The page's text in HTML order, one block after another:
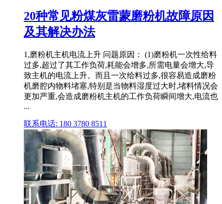
20种常见粉煤灰雷蒙磨粉机故障原因
及其解决办法
1,磨粉机主机电流上升 问题原因： (1)磨粉机一次性给料
过多,超过了其工作负荷,耗能会增多,所需电量会增大,导
致主机的电流上升。而且一次给料过多,很容易造成磨粉
机磨腔内物料堵塞,特别是当物料湿度过大时,堵料情况会
更加严重,会造成磨粉机主机的工作负荷瞬间增大,电流也
...
联系电话: 180 3780 8511